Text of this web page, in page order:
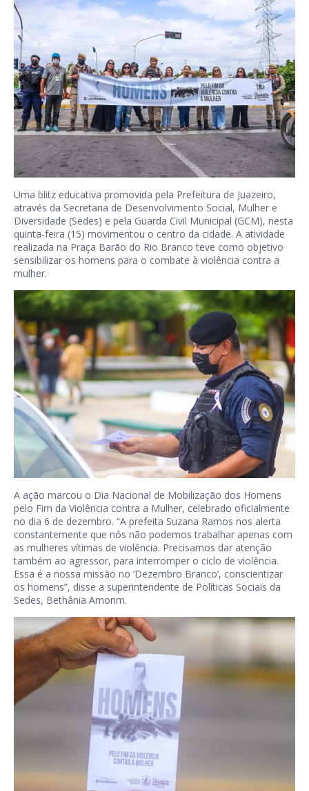
Uma blitz educativa promovida pela Prefeitura de Juazeiro,
através da Secretaria de Desenvolvimento Social, Mulher e
Diversidade (Sedes) e pela Guarda Civil Municipal (GCM), nesta
quinta-feira (15) movimentou o centro da cidade. A atividade
realizada na Praça Barão do Rio Branco teve como objetivo
sensibilizar os homens para o combate à violência contra a
mulher.
A ação marcou o Dia Nacional de Mobilização dos Homens
pelo Fim da Violência contra a Mulher, celebrado oficialmente
no dia 6 de dezembro. “A prefeita Suzana Ramos nos alerta
constantemente que nós não podemos trabalhar apenas com
as mulheres vítimas de violência. Precisamos dar atenção
também ao agressor, para interromper o ciclo de violência.
Essa é a nossa missão no ‘Dezembro Branco’, conscientizar
os homens”, disse a superintendente de Políticas Sociais da
Sedes, Bethânia Amorim.